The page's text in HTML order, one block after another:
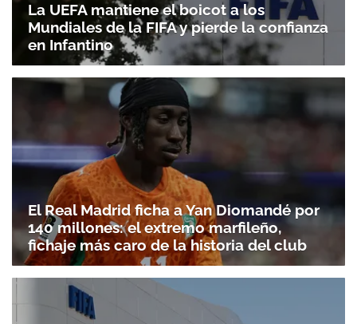
La UEFA mantiene el boicot a los
Mundiales de la FIFA y pierde la confianza
en Infantino
El Real Madrid ficha a Yan Diomandé por
140 millones: el extremo marfileño,
fichaje más caro de la historia del club